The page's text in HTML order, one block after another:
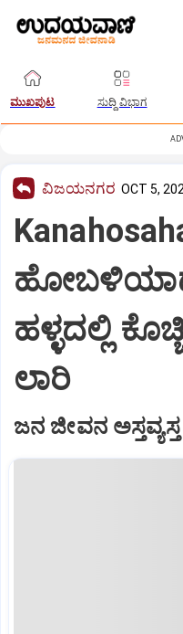
ಮುಖಪುಟ ಸುದ್ದಿ ವಿಭಾಗ
ವಿಜಯನಗರ OCT 5,
ಹಳ್ಳದಲ್ಲಿ
ಲಾರಿ
ಜನ ಜೀವನ ಅಸ್ತವ್ಯಸ್ತ